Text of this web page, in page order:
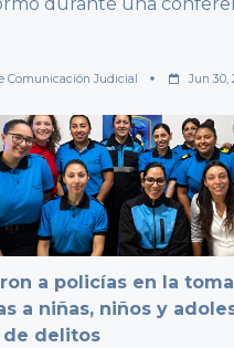
Comunicación Judicial Jun 30,
a policías en la
a niñas, niños y
delitos